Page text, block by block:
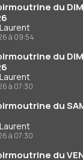
du
à 09:54
du
à 07:30
du
à 07:30
du